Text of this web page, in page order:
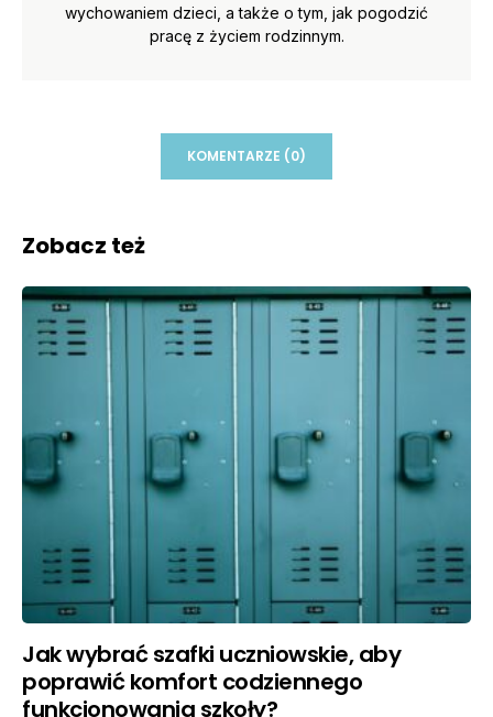
wychowaniem dzieci, a także o tym, jak pogodzić
pracę z życiem rodzinnym.
KOMENTARZE (0)
Zobacz też
Jak wybrać szafki uczniowskie, aby
poprawić komfort codziennego
funkcjonowania szkoły?